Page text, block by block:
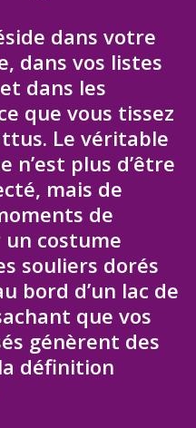
dans votre
dans vos listes
dans les
que vous tissez
Le véritable
n’est plus d’être
mais de
de
costume
souliers dorés
bord d’un lac de
que vos
génèrent des
définition